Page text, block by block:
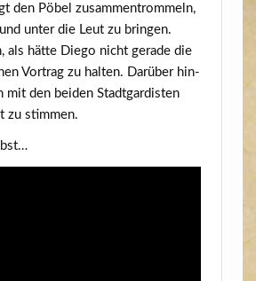
den Pöbel zusam­men­trom­meln,
unter die Leut zu brin­gen.
als hät­te Die­go nicht gera­de die
Vor­trag zu hal­ten. Dar­über hin­
mit den bei­den Stadt­gar­dis­ten
zu stimmen.